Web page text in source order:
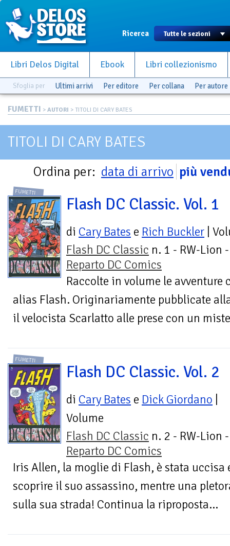
Ricerca
Libri Delos Digital Ebook Libri collezionismo
Sfoglia per Ultimi arrivi Per editore Per collana Per autore
FUMETTI > AUTORI > TITOLI DI CARY BATES
TITOLI DI CARY BATES
Ordina per: data di arrivo più
FUMETTI
Flash DC Classic. Vol. 1
di Cary Bates e Rich Buckler |
Flash DC Classic n. 1 - RW-Lion -
Reparto DC Comics
Raccolte in volume le avventure
alias Flash. Originariamente pubblicate
il velocista Scarlatto alle prese con un
FUMETTI
Flash DC Classic. Vol. 2
di Cary Bates e Dick Giordano
Volume
Flash DC Classic n. 2 - RW-Lion -
Reparto DC Comics
Iris Allen, la moglie di Flash, è stata uccisa
scoprire il suo assassino, mentre una
sulla sua strada! Continua la riproposta...